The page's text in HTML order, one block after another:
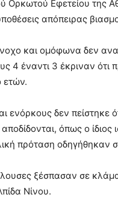
Ορκωτού Εφετείου της
απόπειρας
και ομόφωνα δεν
έναντι 3 έκριναν ότι
ετών.
ενόρκους δεν πείστηκε
όπως ο
πρόταση οδηγήθηκαν
ξέσπασαν σε
Νίνου.